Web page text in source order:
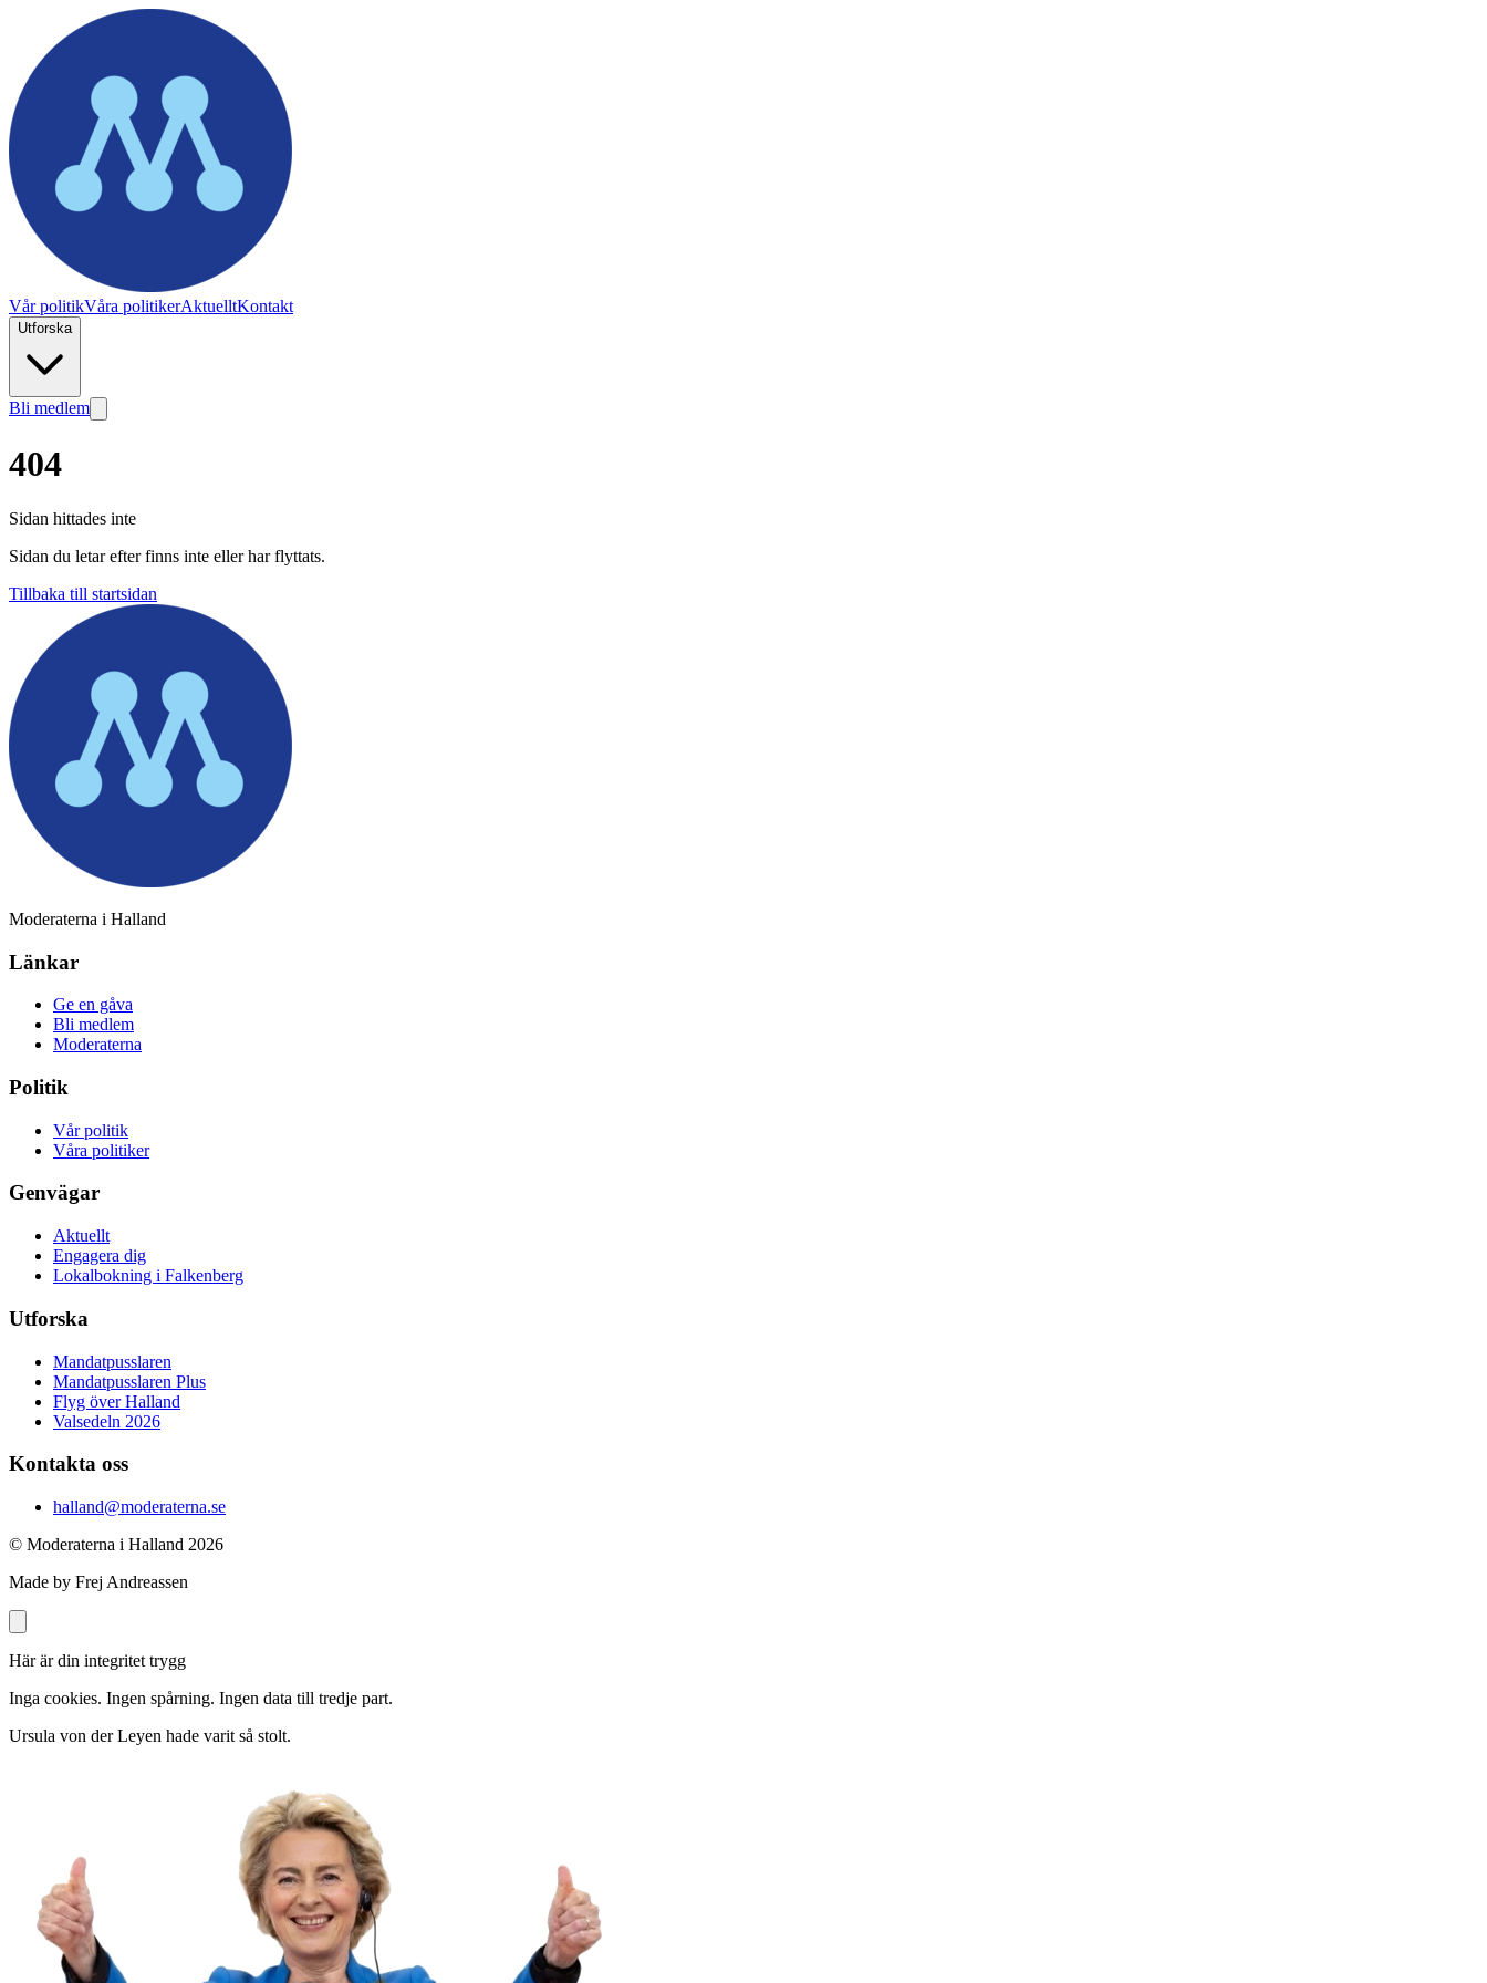
Vår politikVåra politikerAktuelltKontakt
Utforska
Bli medlem
404
Sidan hittades inte
Sidan du letar efter finns inte eller har flyttats.
Tillbaka till startsidan
Moderaterna i Halland
Länkar
Ge en gåva
Bli medlem
Moderaterna
Politik
Vår politik
Våra politiker
Genvägar
Aktuellt
Engagera dig
Lokalbokning i Falkenberg
Utforska
Mandatpusslaren
Mandatpusslaren Plus
Flyg över Halland
Valsedeln 2026
Kontakta oss
halland@moderaterna.se
© Moderaterna i Halland 2026
Made by Frej Andreassen
Här är din integritet trygg
Inga cookies. Ingen spårning. Ingen data till tredje part.
Ursula von der Leyen hade varit så stolt.